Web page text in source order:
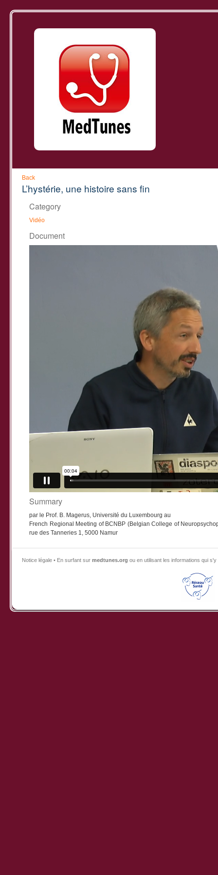
Back
L’hystérie, une histoire sans fin
Category
Vidéo
Document
Summary
par le Prof. B. Magerus, Université du Luxembourg au
French Regional Meeting of BCNBP (Belgian College of
rue des Tanneries 1, 5000 Namur
Notice légale • En surfant sur medtunes.org ou en utilisant les informations qui